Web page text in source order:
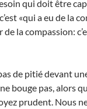
qui doit être
«qui a eu de la
la compassion:
de pitié devant
bouge pas, alors
prudent. Nous